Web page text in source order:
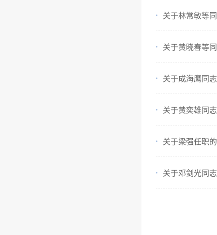
关于林常敏等
关于黄晓春等
关于成海鹰同
关于黄奕雄同
关于梁强任职
关于邓剑光同